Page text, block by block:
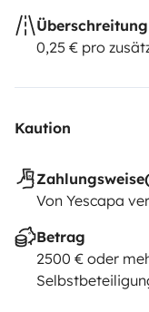
0,25 € pro
Kaution
Von Yescapa
Betrag
2500 € oder